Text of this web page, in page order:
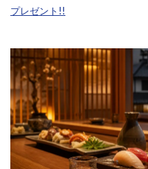
プレゼント!!